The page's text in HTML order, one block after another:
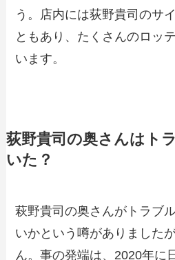
う。店内には荻野貴司のサ
ともあり、たくさんのロッ
います。
荻野貴司の奥さんはト
いた？
萩野貴司の奥さんがトラブ
いかという噂がありました
ん。事の発端は、2020年に